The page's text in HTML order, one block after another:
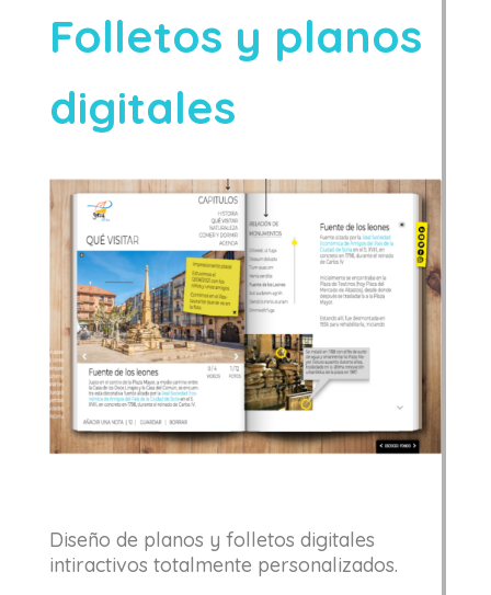
Folletos y planos
digitales
Diseño de planos y folletos digitales
intiractivos totalmente personalizados.